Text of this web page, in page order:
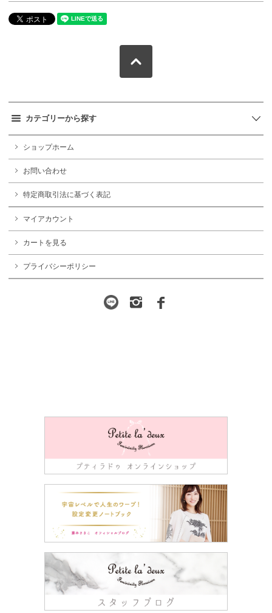
カテゴリーから探す
ショップホーム
お問い合わせ
特定商取引法に基づく表記
マイアカウント
カートを見る
プライバシーポリシー